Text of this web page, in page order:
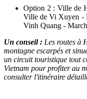
Option 2 : Ville de
Ville de Vi Xuyen -
Vinh Quang -
Un conseil : Les routes à
montagne escarpés et
un circuit touristique tout
Vietnam pour profiter au
consulter l'itinéraire